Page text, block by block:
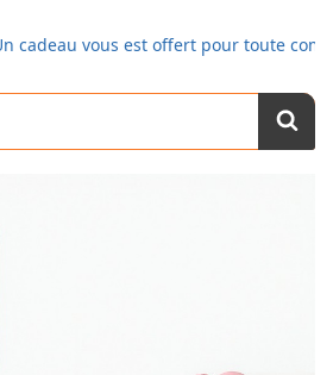
Un cadeau vous est offert pour toute